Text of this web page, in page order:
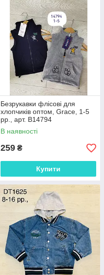
Безрукавки флісові для
хлопчиків оптом, Grace, 1-5
рр., арт. B14794
В наявності
259 ₴
Купити